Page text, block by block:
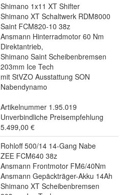
Shimano 1x11 XT Shifter
Shimano XT Schaltwerk RDM8000
Saint FCM820-10 38z
Ansmann Hinterradmotor 60 Nm
Direktantrieb,
Shimano Saint Scheibenbremsen
203mm Ice Tech
mit StVZO Ausstattung SON
Nabendynamo
Artikelnummer 1.95.019
Unverbindliche Preisempfehlung
5.499,00 €
Rohloff 500/14 14-Gang Nabe
ZEE FCM640 38z
Ansmann Frontmotor FM6/40Nm
Ansmann Gepäckträger-Akku 14Ah
Shimano XT Scheibenbremsen